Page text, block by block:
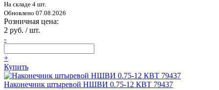
На складе 4 шт.
Обновлено 07.08.2026
Розничная цена:
2 руб. / шт.
-
+
Купить
Наконечник штыревой НШВИ 0.75-12 КВТ 79437